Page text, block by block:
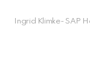
Ingrid Klimke- SAP